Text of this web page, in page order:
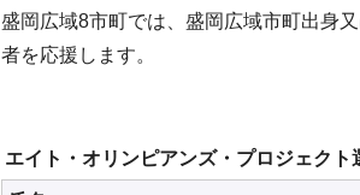
盛岡広域8市町では、盛岡広域市町出身
者を応援します。
エイト・オリンピアンズ・プロジェクト